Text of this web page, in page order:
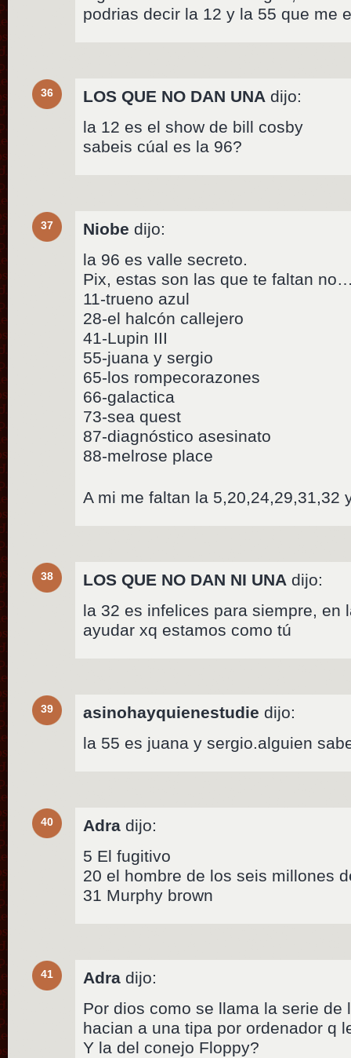
podrias decir la 12 y la 55 que me
36 LOS QUE NO DAN UNA dijo:
la 12 es el show de bill cosby
sabeis cúal es la 96?
37 Niobe dijo:
la 96 es valle secreto.
Pix, estas son las que te faltan
11-trueno azul
28-el halcón callejero
41-Lupin III
55-juana y sergio
65-los rompecorazones
66-galactica
73-sea quest
87-diagnóstico asesinato
88-melrose place
A mi me faltan la
38 LOS QUE NO DAN NI UNA dijo:
la 32 es infelices para siempre, en
ayudar xq estamos como tú
39 asinohayquienestudie dijo:
la 55 es juana y sergio.alguien
40 Adra dijo:
5 El fugitivo
20 el hombre de los seis millones
31 Murphy brown
41 Adra dijo:
Por dios como se llama la serie de
hacian a una tipa por ordenador q
Y la del conejo Floppy?